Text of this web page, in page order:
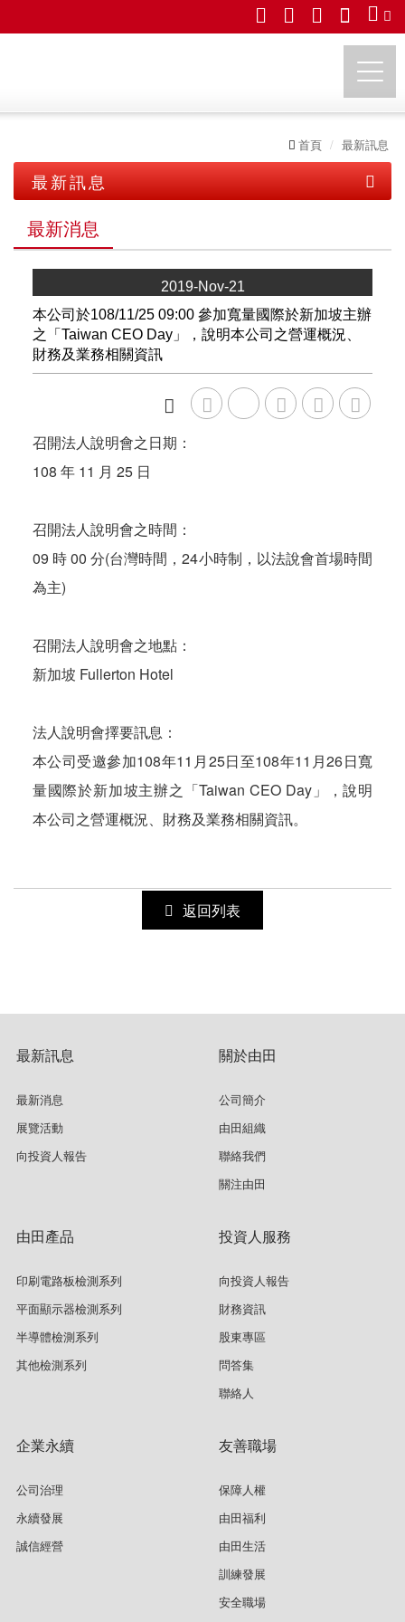
首頁 最新訊息
最新訊息
最新消息
展覽活動
最新消息
本公司於108/11/25 09:00 參加寬量國際於新加坡主辦
之「Taiwan CEO Day」，說明本公司之營運概況、
財務及業務相關資訊
2019-Nov-21
召開法人說明會之日期：
108 年 11 月 25 日
召開法人說明會之時間：
09 時 00 分(台灣時間，24小時制，以法說會首場時間
為主)
召開法人說明會之地點：
新加坡 Fullerton Hotel
法人說明會擇要訊息：
本公司受邀參加108年11月25日至108年11月26日寬
量國際於新加坡主辦之「Taiwan CEO Day」，說明
本公司之營運概況、財務及業務相關資訊。
返回列表
最新訊息
最新消息
展覽活動
向投資人報告
關於由田
公司簡介
由田組織
聯絡我們
關注由田
由田產品
印刷電路板檢測系列
平面顯示器檢測系列
半導體檢測系列
其他檢測系列
投資人服務
向投資人報告
財務資訊
股東專區
問答集
聯絡人
企業永續
公司治理
永續發展
誠信經營
友善職場
保障人權
由田福利
由田生活
訓練發展
安全職場